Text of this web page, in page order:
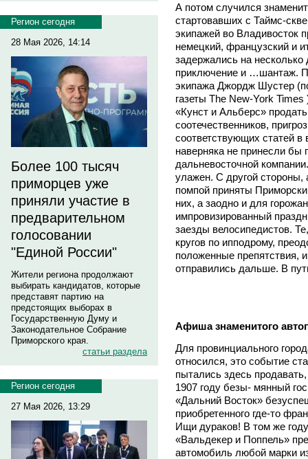
Регион сегодня
28 Мая 2026, 14:14
Более 100 тысяч
приморцев уже
приняли участие в
предварительном
голосовании
"Единой России"
Жители региона продолжают
выбирать кандидатов, которые
представят партию на
предстоящих выборах в
Государственную Думу и
Законодательное Собрание
Приморского края.
статьи раздела
Регион сегодня
27 Мая 2026, 13:29
А потом случился
стартовавших с Таймс-
экипажей во Владивосток
немецкий, французский и
задержались на
приключение и …шантаж.
экипажа Джордж Шустер
газеты The New-York
«Кунст и Альберс»
соотечественников,
соответствующих статей в
наверняка не принесли бы
дальневосточной
улажен. С другой
помпой приняты
них, а заодно и для
импровизированный
заезды велосипедистов.
кругов по ипподрому,
положенные препятствия,
отправились дальше. В
Афиша знаменитого
Для провинциального
относился, это событие
пытались здесь
1907 году безы- мянный
«Дальний Восток»
приобретенного где-то
Ищи дураков! В том же
«Вальдекер и Поппель»
автомобиль любой марки